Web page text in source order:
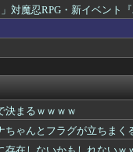
対魔忍RPG・新イベント
決まるｗｗｗｗ
ちゃんとフラグが立ちまく